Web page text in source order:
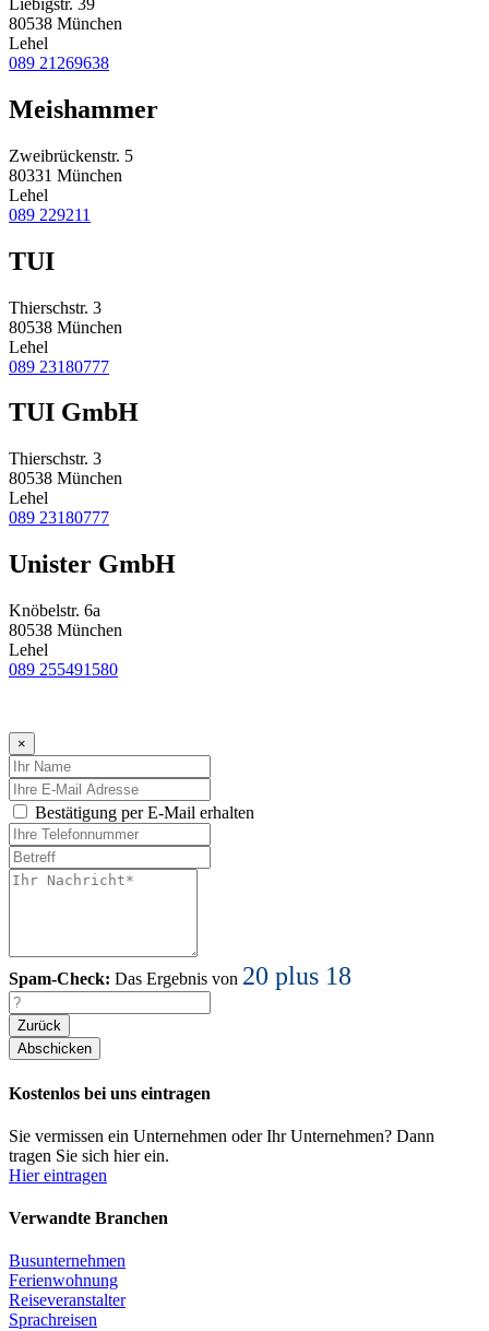
Liebigstr. 39
80538 München
Lehel
089 21269638
Meishammer
Zweibrückenstr. 5
80331 München
Lehel
089 229211
TUI
Thierschstr. 3
80538 München
Lehel
089 23180777
TUI GmbH
Thierschstr. 3
80538 München
Lehel
089 23180777
Unister GmbH
Knöbelstr. 6a
80538 München
Lehel
089 255491580
×
Bestätigung per E-Mail erhalten
Spam-Check: Das Ergebnis von 20 plus 18
Zurück
Kostenlos bei uns eintragen
Sie vermissen ein Unternehmen oder Ihr Unternehmen? Dann
tragen Sie sich hier ein.
Hier eintragen
Verwandte Branchen
Busunternehmen
Ferienwohnung
Reiseveranstalter
Sprachreisen